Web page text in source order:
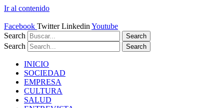
Ir al contenido
Facebook Twitter Linkedin Youtube
Search
Search
Search Search
INICIO
SOCIEDAD
EMPRESA
CULTURA
SALUD